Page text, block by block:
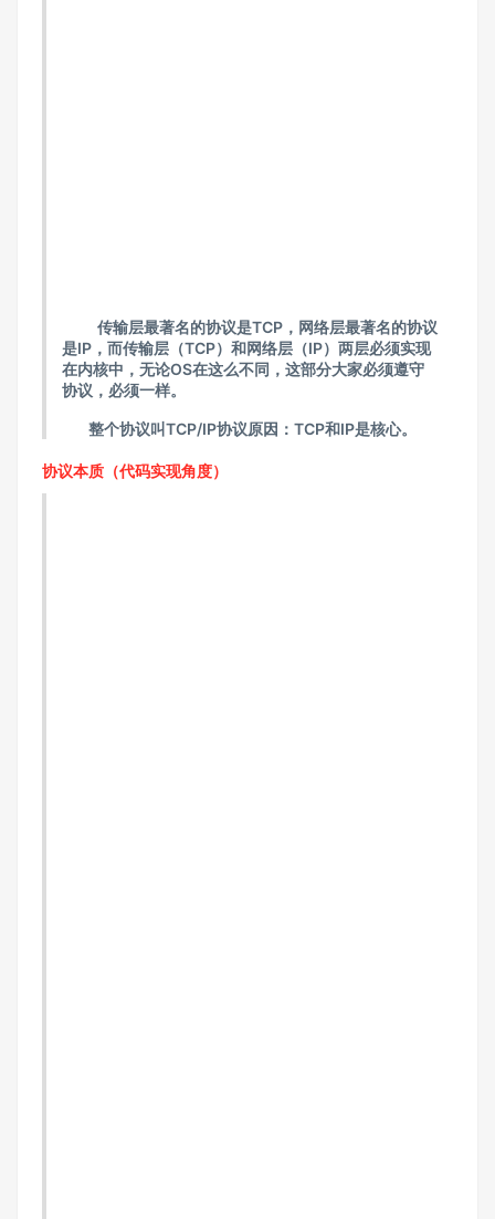
传输层最著名的协议是TCP，网络层最著名的协议
是IP，而传输层（TCP）和网络层（IP）两层必须实现
在内核中，无论OS在这么不同，这部分大家必须遵守
协议，必须一样。
整个协议叫TCP/IP协议原因：TCP和IP是核心。
协议本质（代码实现角度）